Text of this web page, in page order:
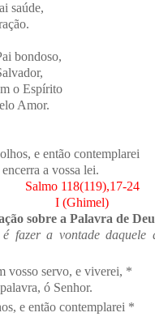
saúde,
bondoso,
o Espírito
Amor.
e então contemplarei
a vossa lei.
Salmo 118(119),17-24
I (Ghimel)
sobre a Palavra de
fazer a vontade daquele
vosso servo, e viverei, *
ó Senhor.
e então contemplarei *